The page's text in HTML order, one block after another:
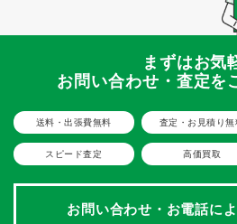
まずはお気
お問い合わせ・査定を
送料・出張費無料 査定・お見積り無
スピード査定 高価買取
お問い合わせ・お電話に